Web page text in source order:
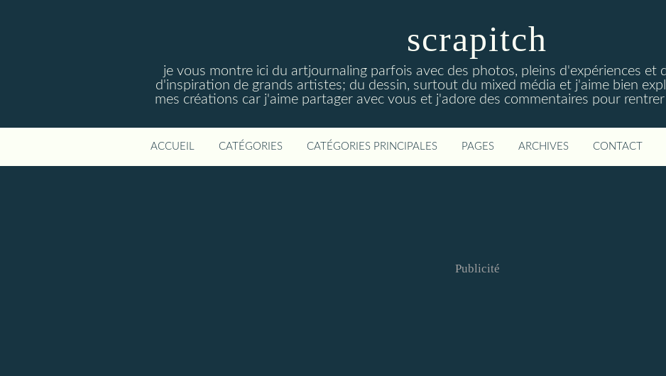
scrapitch
je vous montre ici du artjournaling parfois avec des photos, pleins d'expériences et
d'inspiration de grands artistes; du dessin, surtout du mixed média et j'aime bien
mes créations car j'aime partager avec vous et j'adore des commentaires pour
ACCUEIL CATÉGORIES CATÉGORIES PRINCIPALES PAGES ARCHIVES CONTACT
Publicité